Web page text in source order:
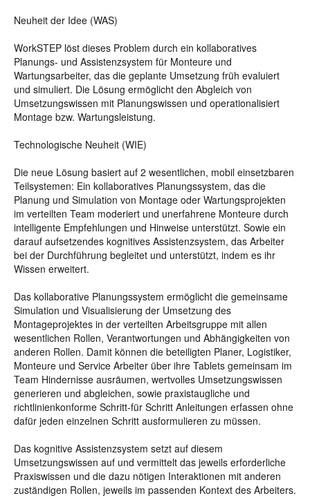
Neuheit der Idee (WAS)
WorkSTEP löst dieses Problem durch ein kollaboratives
Planungs- und Assistenzsystem für Monteure und
Wartungsarbeiter, das die geplante Umsetzung früh evaluiert
und simuliert. Die Lösung ermöglicht den Abgleich von
Umsetzungswissen mit Planungswissen und operationalisiert
Montage bzw. Wartungsleistung.
Technologische Neuheit (WIE)
Die neue Lösung basiert auf 2 wesentlichen, mobil einsetzbaren
Teilsystemen: Ein kollaboratives Planungssystem, das die
Planung und Simulation von Montage oder Wartungsprojekten
im verteilten Team moderiert und unerfahrene Monteure durch
intelligente Empfehlungen und Hinweise unterstützt. Sowie ein
darauf aufsetzendes kognitives Assistenzsystem, das Arbeiter
bei der Durchführung begleitet und unterstützt, indem es ihr
Wissen erweitert.
Das kollaborative Planungssystem ermöglicht die gemeinsame
Simulation und Visualisierung der Umsetzung des
Montageprojektes in der verteilten Arbeitsgruppe mit allen
wesentlichen Rollen, Verantwortungen und Abhängigkeiten von
anderen Rollen. Damit können die beteiligten Planer, Logistiker,
Monteure und Service Arbeiter über ihre Tablets gemeinsam im
Team Hindernisse ausräumen, wertvolles Umsetzungswissen
generieren und abgleichen, sowie praxistaugliche und
richtlinienkonforme Schritt-für Schritt Anleitungen erfassen ohne
dafür jeden einzelnen Schritt ausformulieren zu müssen.
Das kognitive Assistenzsystem setzt auf diesem
Umsetzungswissen auf und vermittelt das jeweils erforderliche
Praxiswissen und die dazu nötigen Interaktionen mit anderen
zuständigen Rollen, jeweils im passenden Kontext des Arbeiters.